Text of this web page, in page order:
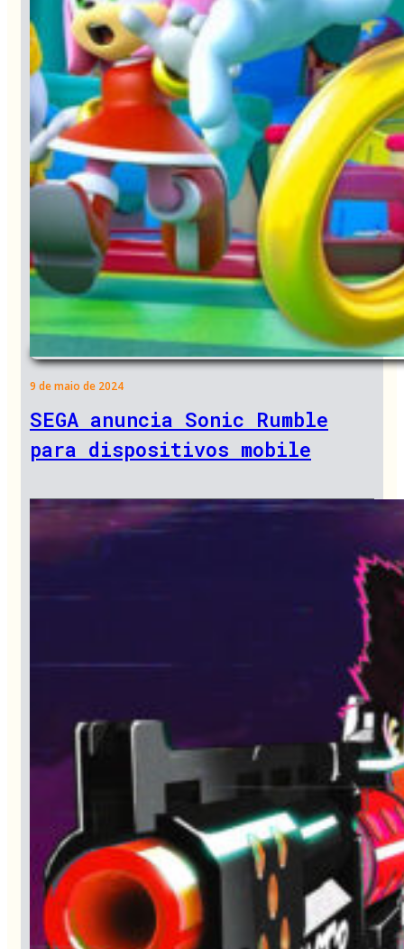
9 de maio de 2024
SEGA anuncia Sonic Rumble
para dispositivos mobile